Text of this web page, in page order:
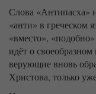
Слова «Антипасха»
«анти» в греческом
«вместо»,
идёт о
верующие вновь
Христова, только